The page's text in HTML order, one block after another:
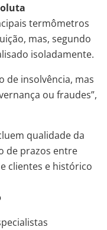
termômetros
mas, segundo
isoladamente.
de insolvência, mas
ou fraudes”,
qualidade da
de prazos entre
clientes e histórico